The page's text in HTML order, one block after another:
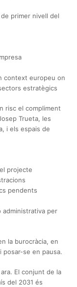
primer nivell del
context europeu on
estratègics
risc el compliment
Trueta, les
i els espais de
projecte
pendents
administrativa per
la burocràcia, en
posar-se en pausa.
ara. El conjunt de la
del 2031 és